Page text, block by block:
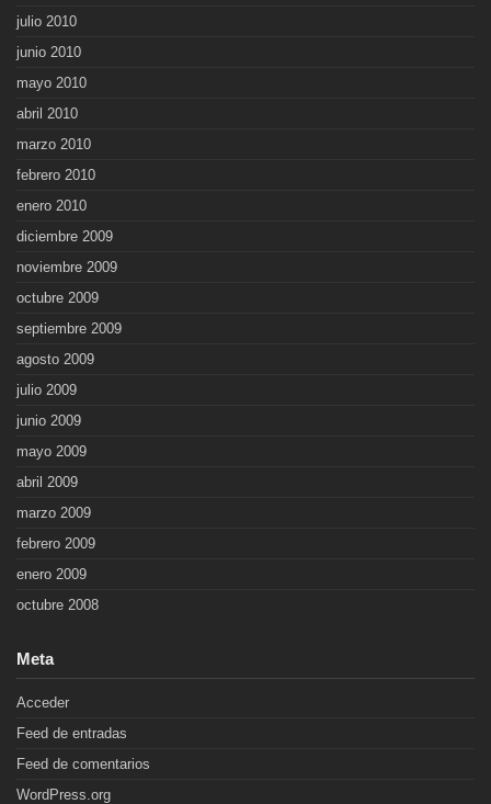
julio 2010
junio 2010
mayo 2010
abril 2010
marzo 2010
febrero 2010
enero 2010
diciembre 2009
noviembre 2009
octubre 2009
septiembre 2009
agosto 2009
julio 2009
junio 2009
mayo 2009
abril 2009
marzo 2009
febrero 2009
enero 2009
octubre 2008
Meta
Acceder
Feed de entradas
Feed de comentarios
WordPress.org